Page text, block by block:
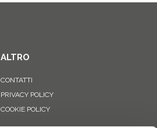
ALTRO
CONTATTI
PRIVACY POLICY
COOKIE POLICY